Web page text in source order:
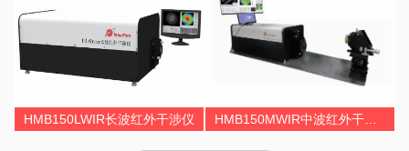
HMB150LWIR长波红外干涉仪